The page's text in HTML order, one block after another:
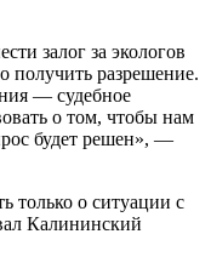
залог за экологов
получить разрешение.
— судебное
о том, чтобы нам
будет решен», —
только о ситуации с
Калининский